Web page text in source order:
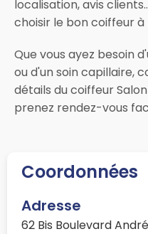
localisation, avis
choisir le bon coiffeur à
Que vous ayez besoin
ou d'un soin capillaire,
détails du coiffeur
prenez rendez-vous
Coordonnées
Adresse
62 Bis Boulevard